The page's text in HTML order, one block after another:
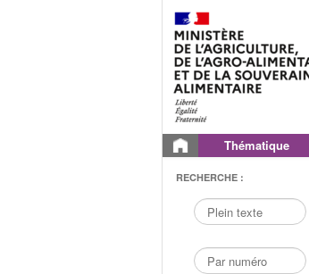
Thématique
RECHERCHE :